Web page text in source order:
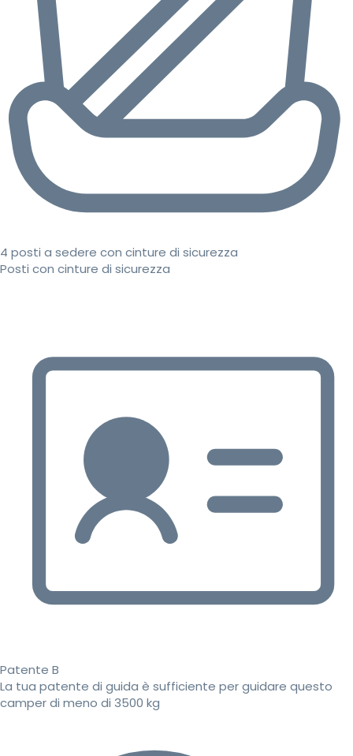
4 posti a sedere con cinture di sicurezza
Posti con cinture di sicurezza
Patente B
La tua patente di guida è sufficiente per guidare questo
camper di meno di 3500 kg